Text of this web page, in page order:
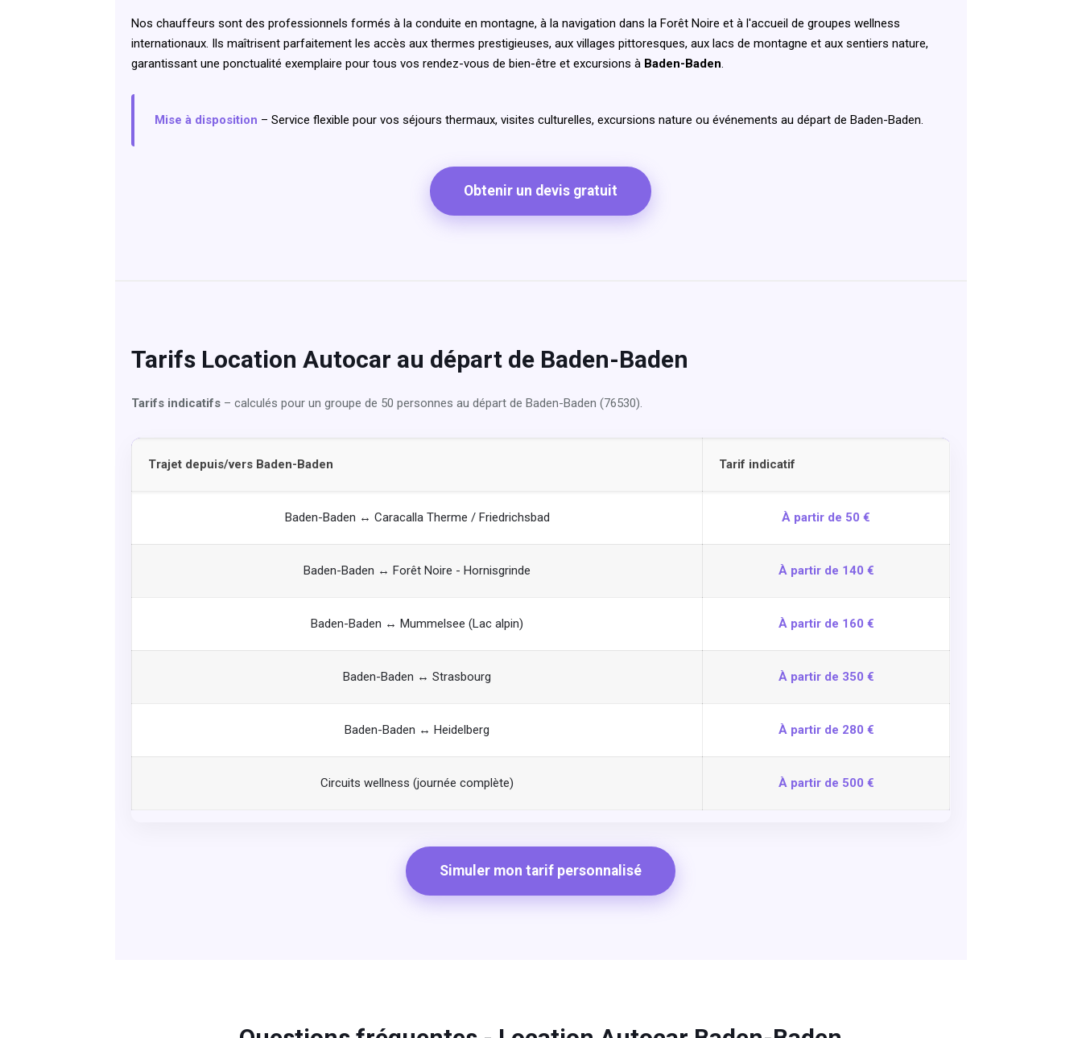
Nos chauffeurs sont des professionnels formés à la conduite en montagne, à la navigation dans la Forêt Noire et à l'accueil de groupes wellness
internationaux. Ils maîtrisent parfaitement les accès aux thermes prestigieuses, aux villages pittoresques, aux lacs de montagne et aux sentiers nature,
garantissant une ponctualité exemplaire pour tous vos rendez-vous de bien-être et excursions à Baden-Baden.
Mise à disposition – Service flexible pour vos séjours thermaux, visites culturelles, excursions nature ou événements au départ de Baden-Baden.
Obtenir un devis gratuit
Tarifs Location Autocar au départ de Baden-Baden
Tarifs indicatifs – calculés pour un groupe de 50 personnes au départ de Baden-Baden (76530).
Trajet depuis/vers Baden-Baden Tarif indicatif
Baden-Baden ↔ Caracalla Therme / Friedrichsbad À partir de 50 €
Baden-Baden ↔ Forêt Noire - Hornisgrinde À partir de 140 €
Baden-Baden ↔ Mummelsee (Lac alpin) À partir de 160 €
Baden-Baden ↔ Strasbourg À partir de 350 €
Baden-Baden ↔ Heidelberg À partir de 280 €
Circuits wellness (journée complète) À partir de 500 €
Simuler mon tarif personnalisé